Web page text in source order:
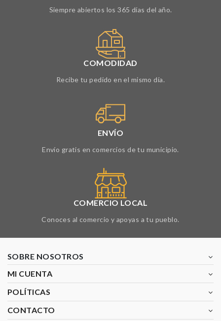
Siempre abiertos los 365 días del año.
COMODIDAD
Recibe tu pedido en el mismo día.
ENVÍO
Envío gratis en comercios de tu municipio.
COMERCIO LOCAL
Conoces al comercio y apoyas a tu pueblo.
SOBRE NOSOTROS
MI CUENTA
POLÍTICAS
CONTACTO